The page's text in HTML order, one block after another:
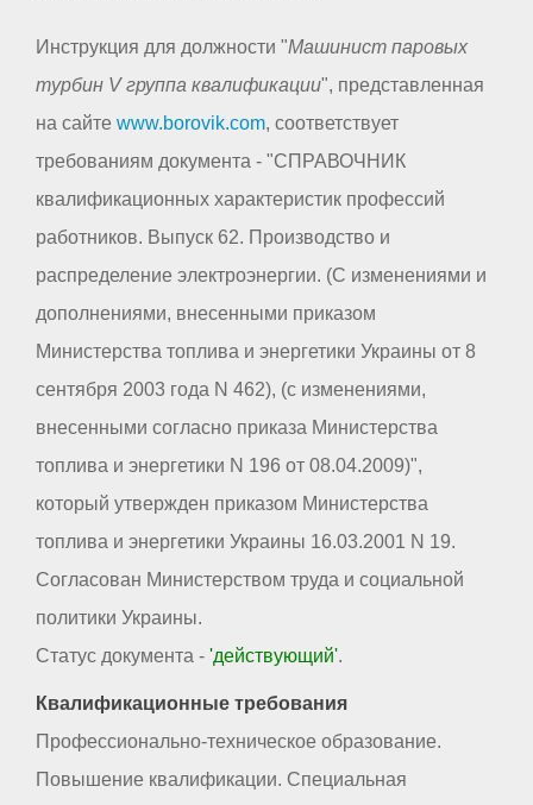
Инструкция для должности "Машинист паровых
турбин V группа квалификации", представленная
на сайте www.borovik.com, соответствует
требованиям документа - "СПРАВОЧНИК
квалификационных характеристик профессий
работников. Выпуск 62. Производство и
распределение электроэнергии. (С изменениями и
дополнениями, внесенными приказом
Министерства топлива и энергетики Украины от 8
сентября 2003 года N 462), (с изменениями,
внесенными согласно приказа Министерства
топлива и энергетики N 196 от 08.04.2009)",
который утвержден приказом Министерства
топлива и энергетики Украины 16.03.2001 N 19.
Согласован Министерством труда и социальной
политики Украины.
Статус документа - 'действующий'.
Квалификационные требования
Профессионально-техническое образование.
Повышение квалификации. Специальная